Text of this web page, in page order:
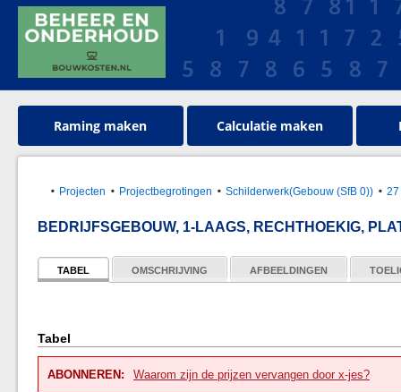
Raming maken Calculatie maken
Projecten Projectbegrotingen Schilderwerk(Gebouw (SfB 0))
BEDRIJFSGEBOUW, 1-LAAGS, RECHTHOEKIG,
TABEL OMSCHRIJVING AFBEELDINGEN
Tabel
ABONNEREN: Waarom zijn de prijzen vervangen door x-jes?